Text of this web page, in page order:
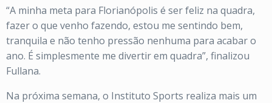
“A minha meta para Florianópolis é ser feliz na quadra,
fazer o que venho fazendo, estou me sentindo bem,
tranquila e não tenho pressão nenhuma para acabar o
ano. É simplesmente me divertir em quadra”, finalizou
Fullana.
Na próxima semana, o Instituto Sports realiza mais um